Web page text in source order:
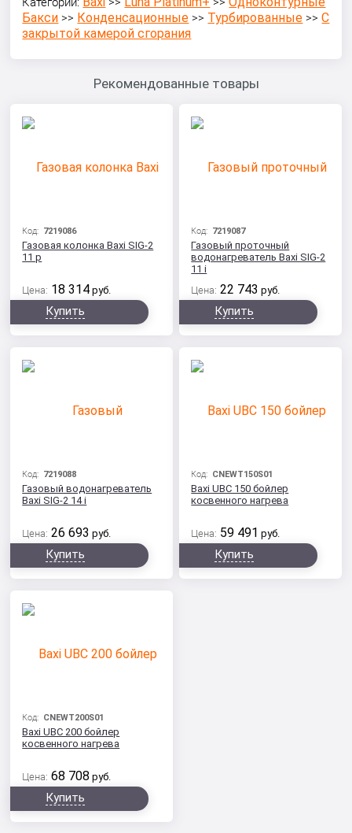
Бакси >> Конденсационные >> Турбированные >>С
закрытой камерой сгорания
Рекомендованные товары
Код: 7219086
Газовая колонка Baxi SIG-2
11 p
Цена: 18 314 руб.
Купить
Код: 7219087
Газовый проточный
водонагреватель Baxi SIG-2
11 i
Цена: 22 743 руб.
Купить
Код: 7219088
Газовый водонагреватель
Baxi SIG-2 14 i
Цена: 26 693 руб.
Купить
Код: CNEWT150S01
Baxi UBC 150 бойлер
косвенного нагрева
Цена: 59 491 руб.
Купить
Код: CNEWT200S01
Baxi UBC 200 бойлер
косвенного нагрева
Цена: 68 708 руб.
Купить